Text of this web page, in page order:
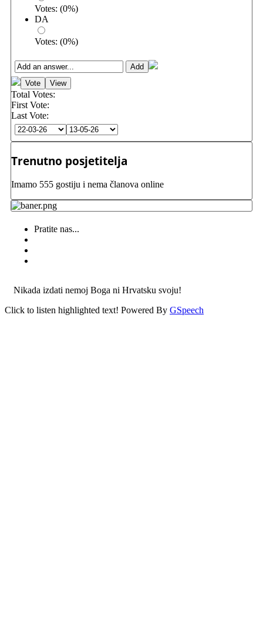
Votes: (0%)
DA
Votes: (0%)
Total Votes:
First Vote:
Last Vote:
Trenutno posjetitelja
Imamo 555 gostiju i nema članova online
Pratite nas...
Nikada izdati nemoj Boga ni Hrvatsku svoju!
Click to listen highlighted text! Powered By GSpeech